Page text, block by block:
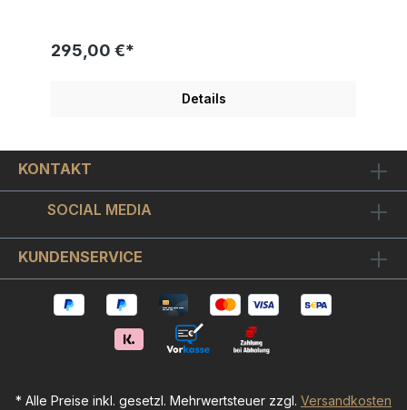
original Skyyloft Chrome-Dollar als wunderschöne
Micky und Minnie zeigen uns hier Ihre süße
Liebe!Der "United States of Love Dollar " ist auf
chromglänzenden unbedruckten Bildstellen und
dem ansonsten metallisch matt
seidenglänzenden Bildmotiv.Der
mattschwarze Objekt-Bilderrahmen nimmt das Bild
schwebend montiert auf, so dass sich ein
schöner 3D-Effekt ergibt.Wir
haben hochwertiges Museumsglas verwendet.
interferenzoptisch entspiegelt, wodurch die
Bildfarben in ihrer vollen Leuchtkraft zur Geltung
kommen. Auch der metallische 3D-Effekt von
"United States of Love Dollar" kommt so viel
jedes Skyyloft Bild
295,00 €*
Details
KONTAKT
SOCIAL MEDIA
KUNDENSERVICE
* Alle Preise inkl. gesetzl. Mehrwertsteuer zzgl. Versandkosten